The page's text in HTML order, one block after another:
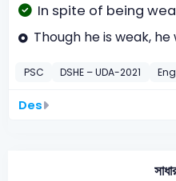
In spite of being
Though he is weak,
PSC DSHE – UDA-2021
Des